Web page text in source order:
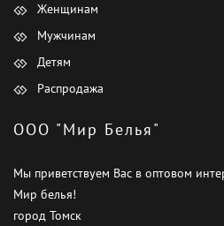
Женщинам
Мужчинам
Детям
Распродажа
ООО "Мир Белья"
Мы приветствуем Вас в оптовом
Мир белья!
город Томск